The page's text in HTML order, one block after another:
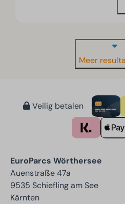
Meer
Veilig betalen
EuroParcs Wörthersee
Auenstraße 47a
9535 Schiefling am See
Kärnten